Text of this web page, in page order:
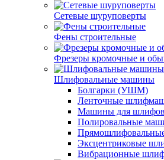
Сетевые шуруповерты
Фены строительные
Фрезеры кромочные и
Шлифовальные машины
Болгарки (УШМ)
Ленточные
Машины для
Полировальные
Эксцентриковые
Вибрационные